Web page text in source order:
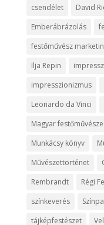
csendélet
David
Emberábrázolás
festőművész
Ilja Repin
impresszionizmus
Leonardo da Vinci
Magyar
Munkácsy könyv
Művészettörténet
Rembrandt
Régi
színkeverés
tájképfestészet